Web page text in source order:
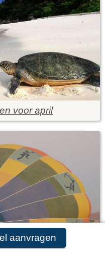
aanvragen
voor april